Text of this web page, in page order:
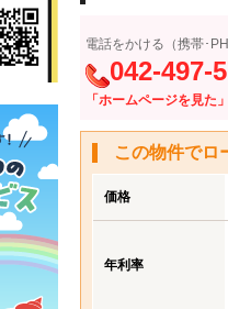
電話をかける（携帯･
042-497-
「ホームページを見た」
この物件でロ
価格
年利率